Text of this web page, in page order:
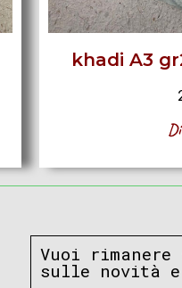
khadi A3
Vuoi rimanere
sulle novità e